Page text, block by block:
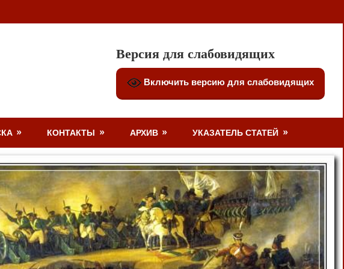
Версия для слабовидящих
Включить версию для слабовидящих
КОНТАКТЫ АРХИВ УКАЗАТЕЛЬ СТАТЕЙ